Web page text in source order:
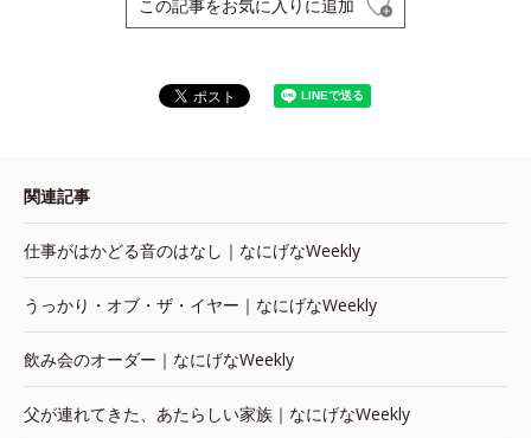
この記事をお気に入りに追加
関連記事
仕事がはかどる音のはなし｜なにげなWeekly
うっかり・オブ・ザ・イヤー｜なにげなWeekly
飲み会のオーダー｜なにげなWeekly
父が連れてきた、あたらしい家族｜なにげなWeekly